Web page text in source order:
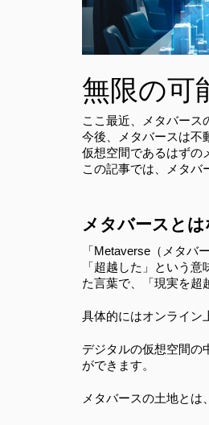
無限の可
ここ最近、メタバース
今後、メタバースは不
仮想空間であるはずの
この記事では、メタバ
メタバースと
「Metaverse（メタバ
「超越した」という
た言葉で、「現実を超
具体的にはオンライン
デジタルの仮想空間の
ができます。
メタバースの土地とは